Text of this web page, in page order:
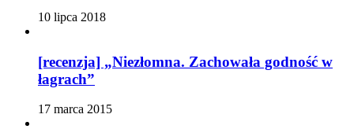
10 lipca 2018
[recenzja] „Niezłomna. Zachowała godność w
łagrach”
17 marca 2015